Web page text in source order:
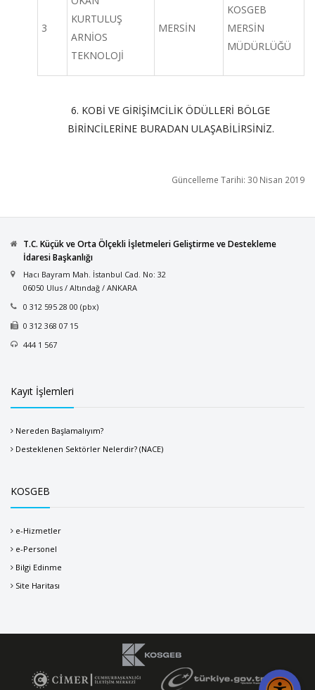
3
KURTULUŞ
ARNİOS
TEKNOLOJİ
MERSİN
KOSGEB
MERSİN
MÜDÜRLÜĞÜ
6. KOBİ VE GİRİŞİMCİLİK ÖDÜLLERİ BÖLGE
BİRİNCİLERİNE BURADAN ULAŞABİLİRSİNİZ.
Güncelleme Tarihi: 30 Nisan 2019
T.C. Küçük ve Orta Ölçekli İşletmeleri Geliştirme ve Destekleme
İdaresi Başkanlığı
Hacı Bayram Mah. İstanbul Cad. No: 32
06050 Ulus / Altındağ / ANKARA
0 312 595 28 00 (pbx)
0 312 368 07 15
444 1 567
Kayıt İşlemleri
Nereden Başlamalıyım?
Desteklenen Sektörler Nelerdir? (NACE)
KOSGEB
e-Hizmetler
e-Personel
Bilgi Edinme
Site Haritası